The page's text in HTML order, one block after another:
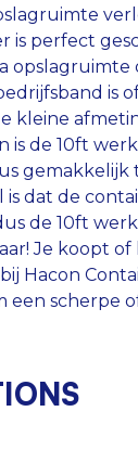
is perfect
opslagruimte
is
kleine
is de 10ft
gemakkelijk
dat de
de 10ft
Je koopt
Hacon
een scherpe